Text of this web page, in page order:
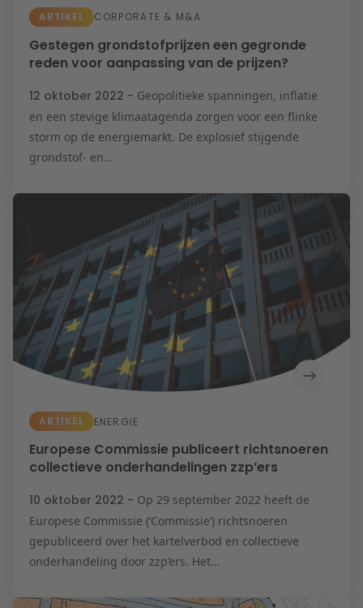
ARTIKEL CORPORATE & M&A
Gestegen grondstofprijzen een gegronde
reden voor aanpassing van de prijzen?
12 oktober 2022 - Geopolitieke spanningen, inflatie
en een stevige klimaatagenda zorgen voor een flinke
storm op de energiemarkt. De explosief stijgende
grondstof- en...
ARTIKEL ENERGIE
Europese Commissie publiceert richtsnoeren
collectieve onderhandelingen zzp’ers
10 oktober 2022 - Op 29 september 2022 heeft de
Europese Commissie (‘Commissie’) richtsnoeren
gepubliceerd over het kartelverbod en collectieve
onderhandeling door zzp’ers. Het...